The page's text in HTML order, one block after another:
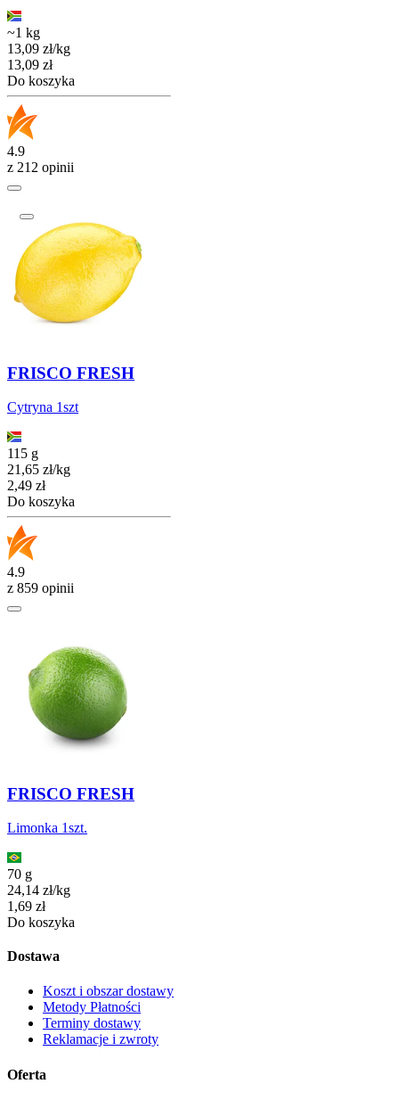
~1 kg
13,09 zł/kg
Cena
13,09 zł
Do koszyka
4.9
z 212 opinii
FRISCO FRESH
Cytryna 1szt
115 g
21,65 zł/kg
Cena
2,49 zł
Do koszyka
4.9
z 859 opinii
FRISCO FRESH
Limonka 1szt.
70 g
24,14 zł/kg
Cena
1,69 zł
Do koszyka
Dostawa
Koszt i obszar dostawy
Metody Płatności
Terminy dostawy
Reklamacje i zwroty
Oferta